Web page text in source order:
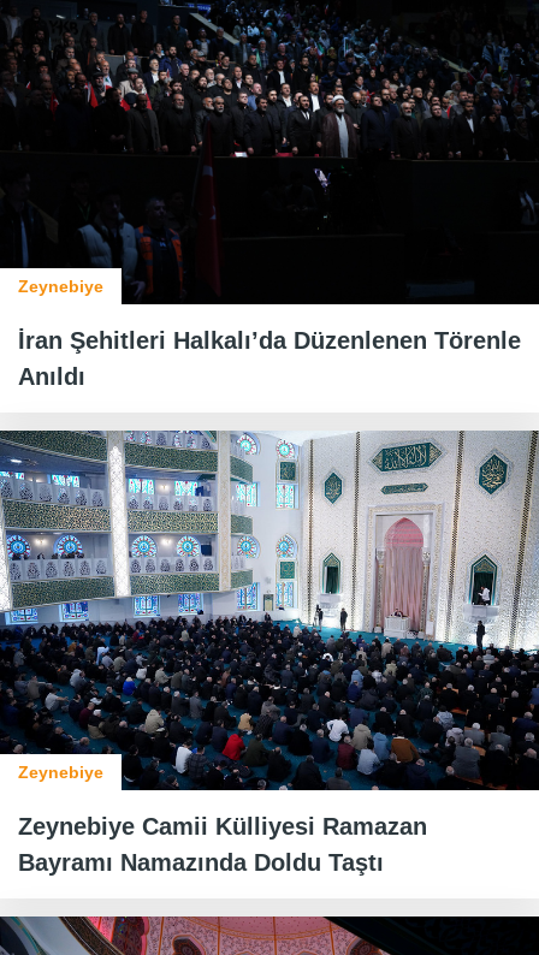
Zeynebiye
İran Şehitleri Halkalı’da Düzenlenen Törenle
Anıldı
Zeynebiye
Zeynebiye Camii Külliyesi Ramazan
Bayramı Namazında Doldu Taştı